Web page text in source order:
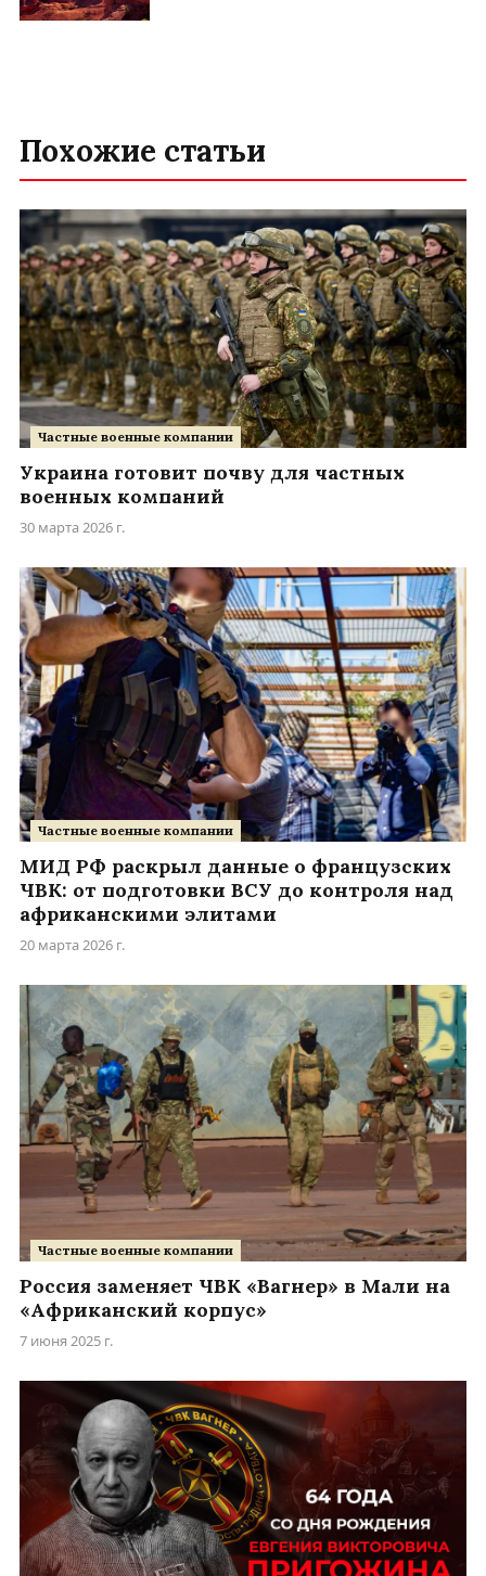
Похожие статьи
Частные военные компании
Украина готовит почву для частных
военных компаний
30 марта 2026 г.
Частные военные компании
МИД РФ раскрыл данные о французских
ЧВК: от подготовки ВСУ до контроля над
африканскими элитами
20 марта 2026 г.
Частные военные компании
Россия заменяет ЧВК «Вагнер» в Мали на
«Африканский корпус»
7 июня 2025 г.